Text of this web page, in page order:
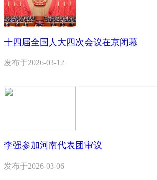
十四届全国人大四次会议在京闭幕
发布于2026-03-12
李强参加河南代表团审议
发布于2026-03-06